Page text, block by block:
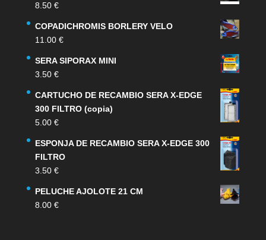
8.50 €
COPADICHROMIS BORLERY VELO
11.00 €
SERA SIPORAX MINI
3.50 €
CARTUCHO DE RECAMBIO SERA X-EDGE
300 FILTRO (copia)
5.00 €
ESPONJA DE RECAMBIO SERA X-EDGE 300
FILTRO
3.50 €
PELUCHE AJOLOTE 21 CM
8.00 €